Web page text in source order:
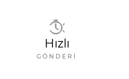
Hızlı
GÖNDERI